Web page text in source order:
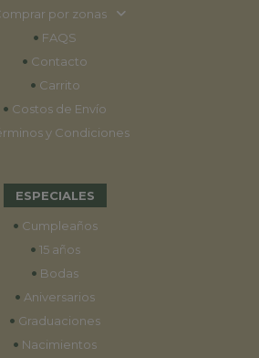
por zonas
• FAQS
• Contacto
• Carrito
• Costos de Envío
y Condiciones
ESPECIALES
• Cumpleaños
• 15 años
• Bodas
• Aniversarios
• Graduaciones
• Nacimientos